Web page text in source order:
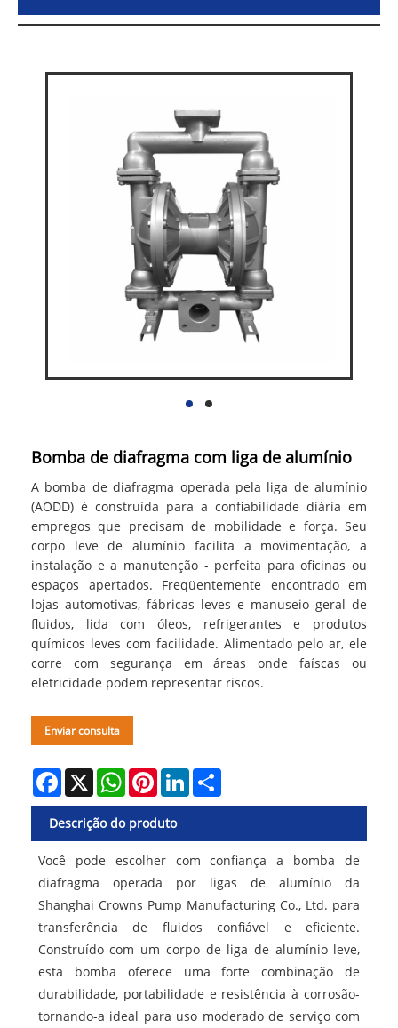
Bomba de diafragma com liga de alumínio
A bomba de diafragma operada pela liga de alumínio
(AODD) é construída para a confiabilidade diária em
empregos que precisam de mobilidade e força. Seu
corpo leve de alumínio facilita a movimentação, a
instalação e a manutenção - perfeita para oficinas ou
espaços apertados. Freqüentemente encontrado em
lojas automotivas, fábricas leves e manuseio geral de
fluidos, lida com óleos, refrigerantes e produtos
químicos leves com facilidade. Alimentado pelo ar, ele
corre com segurança em áreas onde faíscas ou
eletricidade podem representar riscos.
Enviar consulta
Facebook
X WhatsAppPinterestLinkedIn
Descrição do produto
Você pode escolher com confiança a bomba de
diafragma operada por ligas de alumínio da
Shanghai Crowns Pump Manufacturing Co., Ltd. para
transferência de fluidos confiável e eficiente.
Construído com um corpo de liga de alumínio leve,
esta bomba oferece uma forte combinação de
durabilidade, portabilidade e resistência à corrosão-
tornando-a ideal para uso moderado de serviço com